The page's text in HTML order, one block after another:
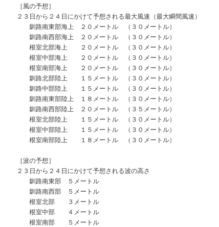
［風の予想］
２３日から２４日にかけて予想される最大風速（最大瞬間風速）
釧路南東部海上 ２０メートル （３０メートル）
釧路南西部海上 ２０メートル （３０メートル）
根室北部海上 ２０メートル （３０メートル）
根室中部海上 ２０メートル （３０メートル）
根室南部海上 ２０メートル （３０メートル）
釧路北部陸上 １５メートル （３０メートル）
釧路中部陸上 １５メートル （３０メートル）
釧路南東部陸上 １８メートル （３０メートル）
釧路南西部陸上 ２０メートル （３５メートル）
根室北部陸上 １５メートル （３０メートル）
根室中部陸上 １５メートル （３０メートル）
根室南部陸上 １８メートル （３０メートル）
［波の予想］
２３日から２４日にかけて予想される波の高さ
釧路南東部 ５メートル
釧路南西部 ５メートル
根室北部 ３メートル
根室中部 ４メートル
根室南部 ５メートル